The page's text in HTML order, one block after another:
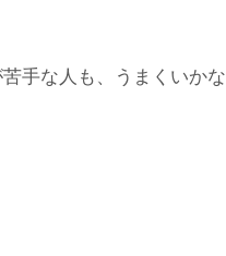
手な人も、うまくいかな